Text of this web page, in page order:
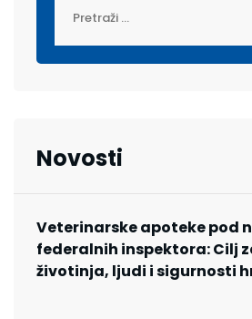
Novosti
Veterinarske apoteke pod
federalnih inspektora: Cilj
životinja, ljudi i sigurnosti